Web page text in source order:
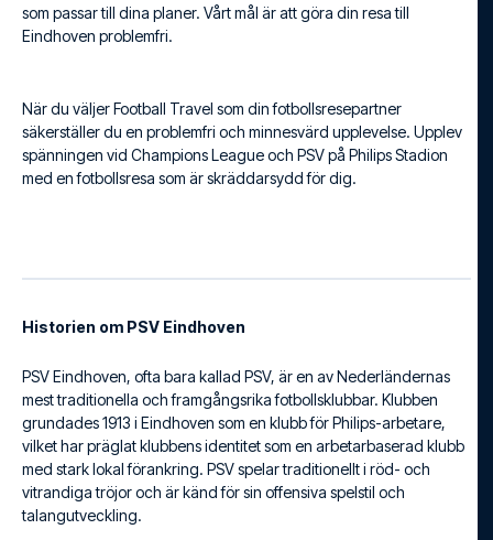
som passar till dina planer. Vårt mål är att göra din resa till
Eindhoven problemfri.
När du väljer Football Travel som din fotbollsresepartner
säkerställer du en problemfri och minnesvärd upplevelse. Upplev
spänningen vid Champions League och PSV på Philips Stadion
med en fotbollsresa som är skräddarsydd för dig.
Historien om PSV Eindhoven
PSV Eindhoven, ofta bara kallad PSV, är en av Nederländernas
mest traditionella och framgångsrika fotbollsklubbar. Klubben
grundades 1913 i Eindhoven som en klubb för Philips-arbetare,
vilket har präglat klubbens identitet som en arbetarbaserad klubb
med stark lokal förankring. PSV spelar traditionellt i röd- och
vitrandiga tröjor och är känd för sin offensiva spelstil och
talangutveckling.